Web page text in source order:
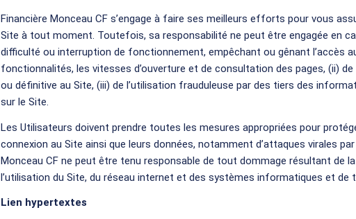
Financière Monceau CF s’engage à faire ses meilleurs efforts pour vous
Site à tout moment. Toutefois, sa responsabilité ne peut être engagée en
difficulté ou interruption de fonctionnement, empêchant ou gênant l’accès
fonctionnalités, les vitesses d’ouverture et de consultation des pages, (ii) de
ou définitive au Site, (iii) de l’utilisation frauduleuse par des tiers des
sur le Site.
Les Utilisateurs doivent prendre toutes les mesures appropriées pour
connexion au Site ainsi que leurs données, notamment d’attaques virales
Monceau CF ne peut être tenu responsable de tout dommage résultant de
l’utilisation du Site, du réseau internet et des systèmes informatiques et de
Lien hypertextes